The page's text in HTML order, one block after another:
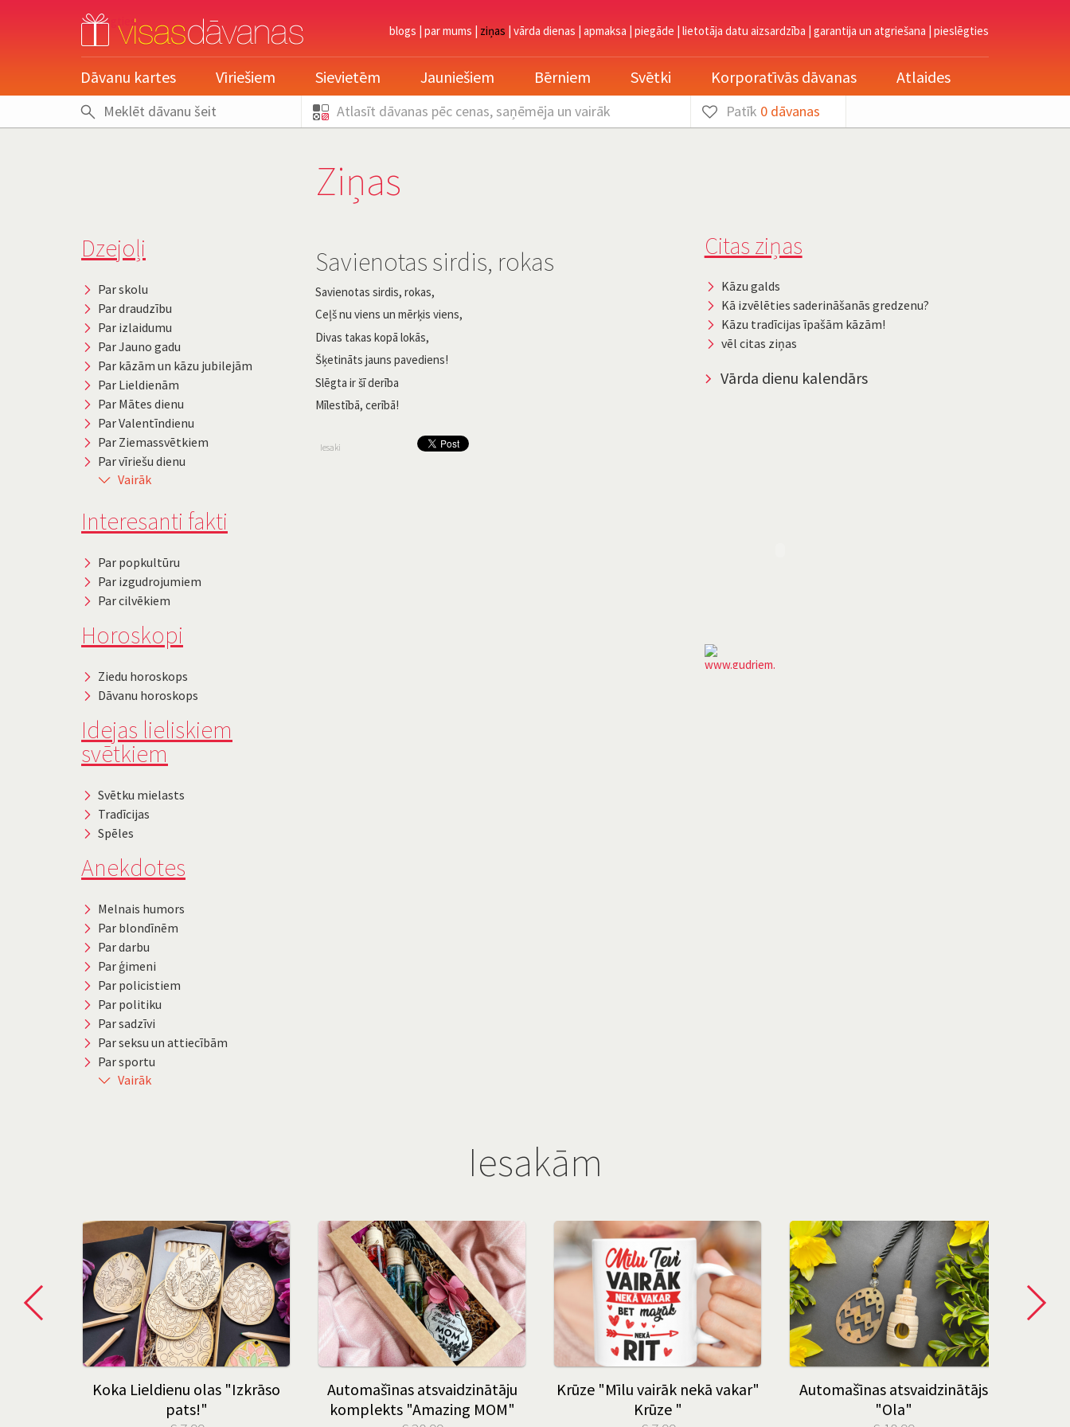
blogs | par mums | ziņas | vārda dienas | apmaksa | piegāde | lietotāja datu aizsardzība | garantija un atgriešana | pieslēgties
pieslēgties
Dāvanu kartes Vīriešiem Sievietēm Jauniešiem Bērniem Svētki Korporatīvās dāvanas Atlaides
Atlasīt dāvanas pēc cenas, saņēmēja un vairāk Patīk 0dāvanas
Ziņas
Dzejoļi
Par skolu
Par draudzību
Par izlaidumu
Par Jauno gadu
Par kāzām un kāzu jubilejām
Par Lieldienām
Par Mātes dienu
Par Valentīndienu
Par Ziemassvētkiem
Par vīriešu dienu
Vairāk
Interesanti fakti
Par popkultūru
Par izgudrojumiem
Par cilvēkiem
Horoskopi
Ziedu horoskops
Dāvanu horoskops
Idejas lieliskiem
svētkiem
Svētku mielasts
Tradīcijas
Spēles
Anekdotes
Melnais humors
Par blondīnēm
Par darbu
Par ģimeni
Par policistiem
Par politiku
Par sadzīvi
Par seksu un attiecībām
Par sportu
Vairāk
Savienotas sirdis, rokas
Savienotas sirdis, rokas,
Ceļš nu viens un mērķis viens,
Divas takas kopā lokās,
Šķetināts jauns pavediens!
Slēgta ir šī derība
Mīlestībā, cerībā!
Iesaki
Citas ziņas
Kāzu galds
Kā izvēlēties saderināšanās gredzenu?
Kāzu tradīcijas īpašām kāzām!
vēl citas ziņas
Vārda dienu kalendārs
Iesakām
Koka Lieldienu olas "Izkrāso
pats!"
Automašīnas atsvaidzinātāju
komplekts "Amazing MOM"
Krūze "Mīlu vairāk nekā vakar"
Krūze "
Automašīnas atsvaidzinātājs
"Ola"